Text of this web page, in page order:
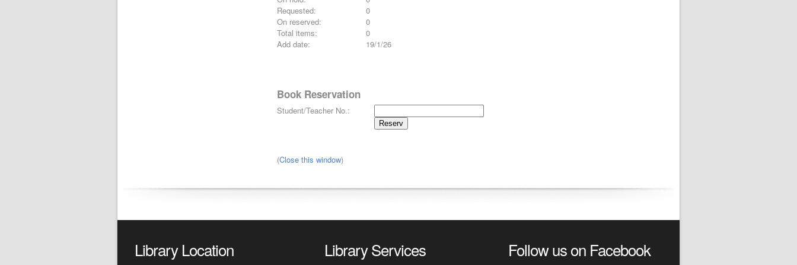
Requested:
0
On reserved:
0
Total items:
0
Add date:
19/1/26
Book Reservation
Student/Teacher No.:
(Close this window)
Library Location Library Services Follow us on Facebook